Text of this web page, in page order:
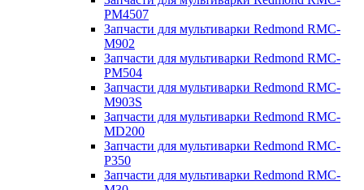
PM4507
Запчасти для мультиварки Redmond RMC-
M902
Запчасти для мультиварки Redmond RMC-
PM504
Запчасти для мультиварки Redmond RMC-
M903S
Запчасти для мультиварки Redmond RMC-
MD200
Запчасти для мультиварки Redmond RMC-
P350
Запчасти для мультиварки Redmond RMC-